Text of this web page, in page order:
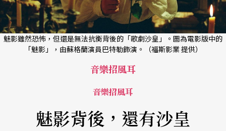
魅影雖然恐怖，但還是無法抗衡背後的「歌劇沙皇」。圖為電影版中的
「魅影」，由蘇格蘭演員巴特勒飾演。（福斯影業 提供）
音樂招風耳
音樂招風耳
魅影背後，還有沙皇